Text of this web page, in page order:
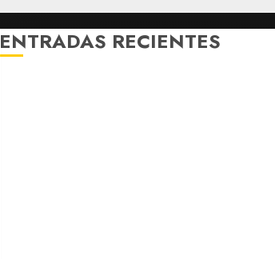
ENTRADAS RECIENTES